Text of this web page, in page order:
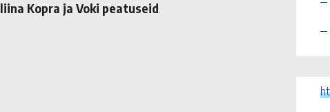
Kopra ja Voki peatuseid